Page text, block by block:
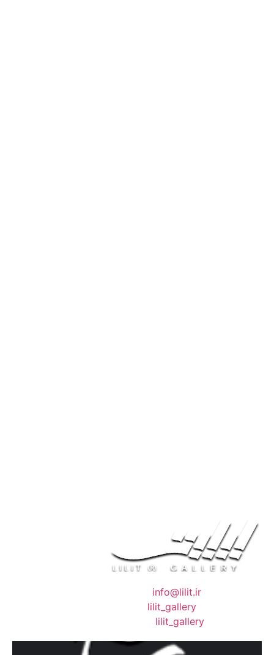
info@lilit.ir
lilit_gallery
lilit_gallery